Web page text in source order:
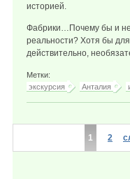
историей.
Фабрики…Почему бы и не
реальности? Хотя бы
действительно,
Метки:
экскурсия
Анталия
Страницы
1 2